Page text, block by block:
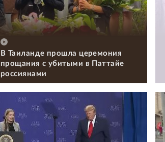
В Таиланде прошла церемония
прощания с убитыми в Паттайе
россиянами